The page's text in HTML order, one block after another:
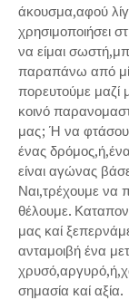
άκουσμα,αφού
χρησιμοποιήσει
να είμαι
παραπάνω από
πορευτούμε μαζί
κοινό
μας; Ή να
ένας
είναι αγώνας
Ναι,τρέχουμε να
θέλουμε.
μας καί
ανταμοιβή ένα
σημασία καί αξία.